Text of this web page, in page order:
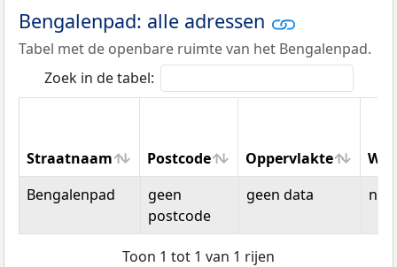
Bengalenpad: alle adressen
Tabel met de openbare ruimte van het Bengalenpad.
Zoek in de tabel:
Straatnaam Postcode Oppervlakte
Straatnaam
Postcode Oppervlakte
Bengalenpad
geen
postcode
geen data
Toon 1 tot 1 van 1 rijen